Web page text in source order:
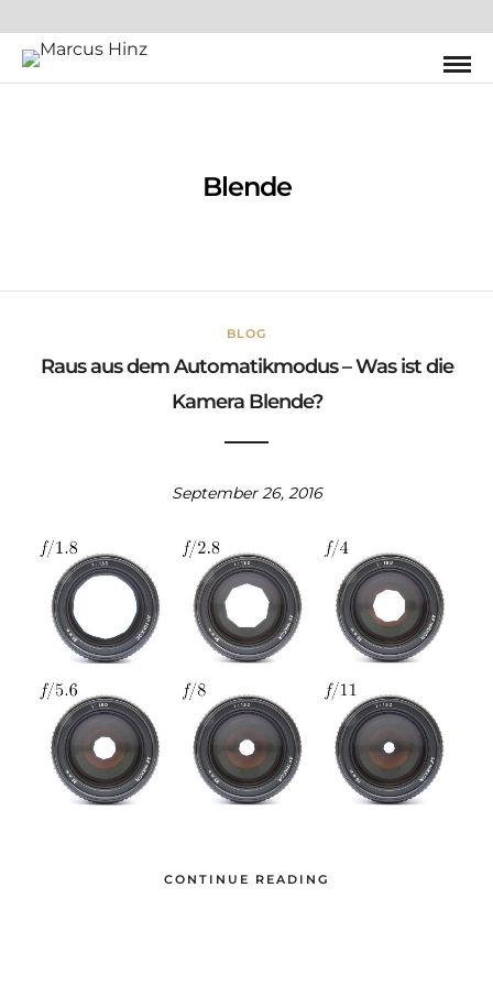
Blende
BLOG
Raus aus dem Automatikmodus – Was ist die
Kamera Blende?
September 26, 2016
CONTINUE READING